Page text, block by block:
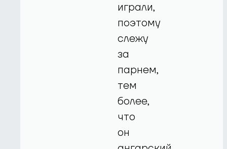
играли,
поэтому
слежу
за
парнем,
тем
более,
что
он